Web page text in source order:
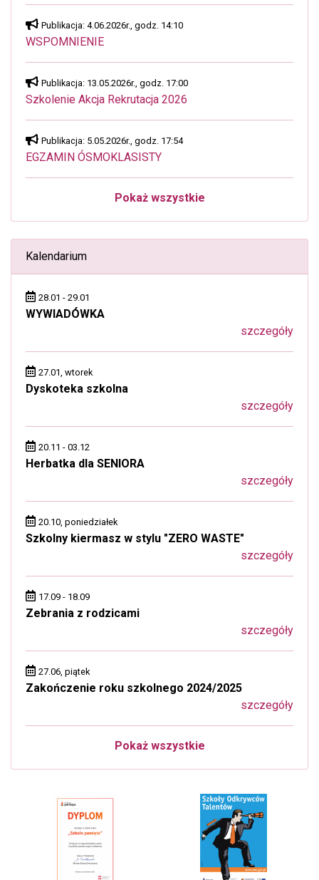
Publikacja: 4.06.2026r., godz. 14:10
WSPOMNIENIE
Publikacja: 13.05.2026r., godz. 17:00
Szkolenie Akcja Rekrutacja 2026
Publikacja: 5.05.2026r., godz. 17:54
EGZAMIN ÓSMOKLASISTY
Pokaż wszystkie
Kalendarium
28.01 - 29.01
WYWIADÓWKA
szczegóły
27.01, wtorek
Dyskoteka szkolna
szczegóły
20.11 - 03.12
Herbatka dla SENIORA
szczegóły
20.10, poniedziałek
Szkolny kiermasz w stylu "ZERO WASTE"
szczegóły
17.09 - 18.09
Zebrania z rodzicami
szczegóły
27.06, piątek
Zakończenie roku szkolnego 2024/2025
szczegóły
Pokaż wszystkie